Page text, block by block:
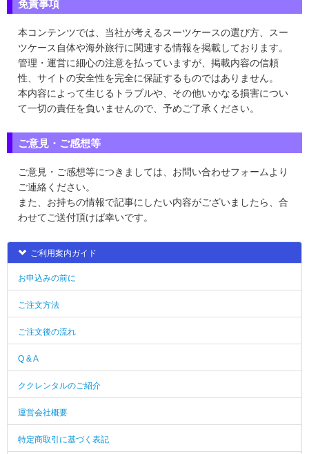
免責事項
本コンテンツでは、当社が考えるスーツケースの選び方、スー
ツケース自体や海外旅行に関連する情報を掲載しております。
管理・運営に細心の注意を払っていますが、掲載内容の信頼
性、サイトの安全性を完全に保証するものではありません。
本内容によって生じるトラブルや、その他いかなる損害につい
て一切の責任を負いませんので、予めご了承ください。
ご意見・ご感想等
ご意見・ご感想等につきましては、お問い合わせフォームより
ご連絡ください。
また、お持ちの情報で記事にしたい内容がございましたら、合
わせてご送付頂けば幸いです。
ご利用案内ガイド
お申込みの前に
ご注文方法
ご注文後の流れ
Q & A
ククレンタルのご紹介
運営会社概要
特定商取引に基づく表記